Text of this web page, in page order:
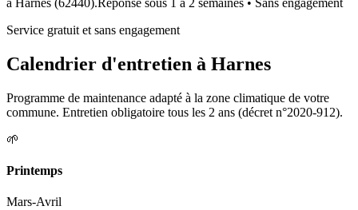
Service gratuit et sans engagement
Calendrier d'entretien à Harnes
Programme de maintenance adapté à la zone climatique de votre
commune. Entretien obligatoire tous les 2 ans (décret n°2020-912).
🌱
Printemps
Mars-Avril